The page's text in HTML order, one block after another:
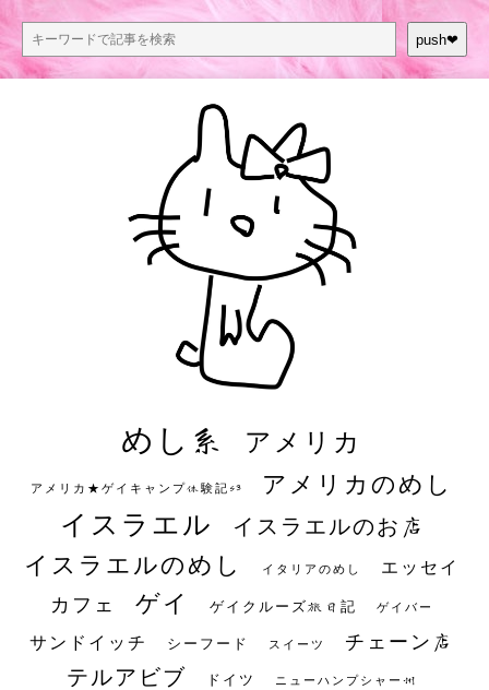
push❤︎
めし系 アメリカ
アメリカ★ゲイキャンプ体験記S3 アメリカのめし
イスラエル イスラエルのお店
イスラエルのめし イタリアのめし エッセイ
カフェ ゲイ ゲイクルーズ旅日記 ゲイバー
サンドイッチ シーフード スイーツ チェーン店
テルアビブ ドイツ ニューハンプシャー州